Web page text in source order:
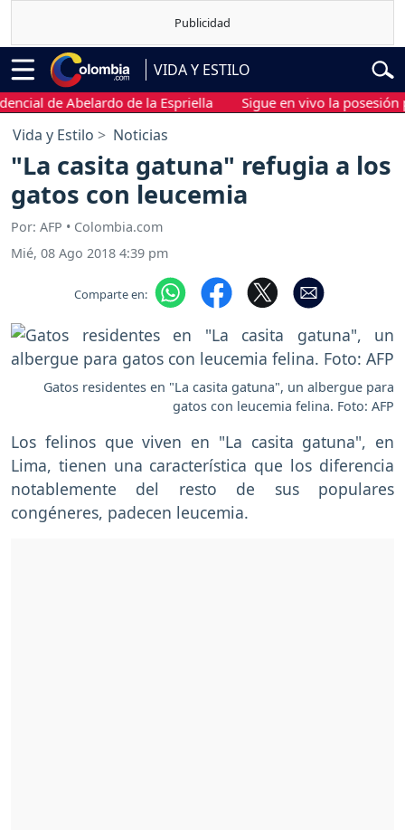
VIDA Y ESTILO
de Abelardo de la Espriella Sigue en vivo la posesión
Vida y Estilo Noticias
"La casita gatuna" refugia a los
gatos con leucemia
Por: AFP • Colombia.com
Mié, 08 Ago 2018 4:39 pm
Comparte en:
Gatos residentes en "La casita gatuna", un albergue para
gatos con leucemia felina. Foto: AFP
Los felinos que viven en "La casita gatuna", en
Lima, tienen una característica que los diferencia
notablemente del resto de sus populares
congéneres, padecen leucemia.